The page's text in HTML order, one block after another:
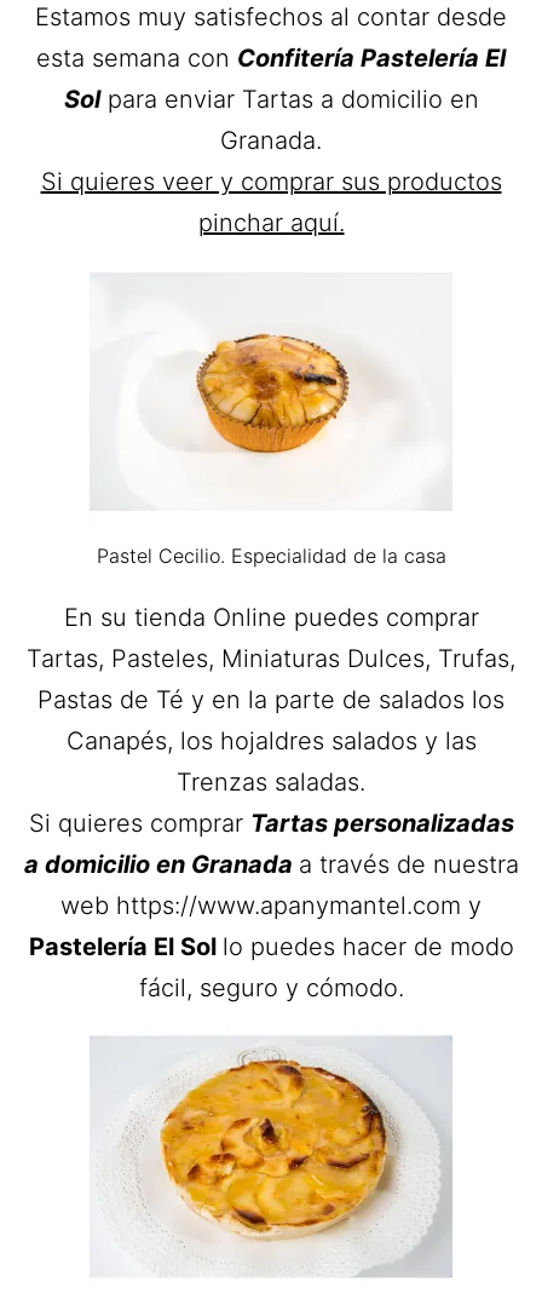
Estamos muy satisfechos al contar desde
esta semana con Confitería Pastelería El
Solpara enviar Tartas a domicilio en
Granada.
Si quieres veer y comprar sus productos
pinchar aquí.
Pastel Cecilio. Especialidad de la casa
En su tienda Online puedes comprar
Tartas, Pasteles, Miniaturas Dulces, Trufas,
Pastas de Té y en la parte de salados los
Canapés, los hojaldres salados y las
Trenzas saladas.
Si quieres comprar Tartas personalizadas
a domicilio en Granada a través de nuestra
web https://www.apanymantel.com y
Pastelería El Sol lo puedes hacer de modo
fácil, seguro y cómodo.